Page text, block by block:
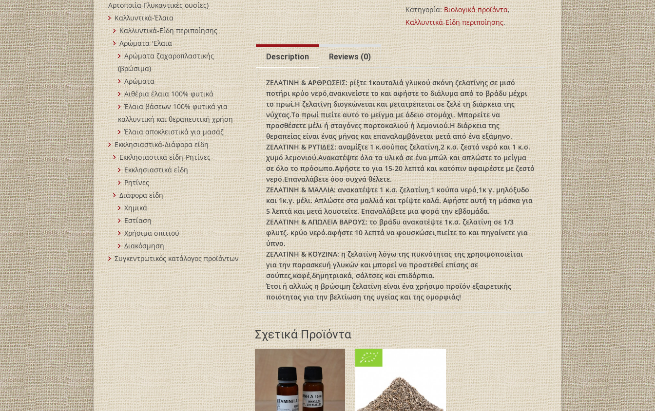
Κατηγορία:Βιολογικά пροϊόντα,
Καλλυντικά-Είδη περιποίησης.
Description Reviews (0)
ΖΕΛΑΤΙΝΗ & ΑΡΘΡΩΣΕΙΣ: ρίξτε 1κουταλιά γλυκού σκόνη ζελατίνης σε μισό
ποτήρι κρύο νερό,ανακινείστε το και αφήστε το διάλυμα από το βράδυ μέχρι
το πρωί.Η ζελατίνη διογκώνεται και μετατρέπεται σε ζελέ τη διάρκεια της
νύχτας.Το πρωί πιείτε αυτό το μείγμα με άδειο στομάχι. Μπορείτε να
προσθέσετε μέλι ή σταγόνες πορτοκαλιού ή λεμονιού.Η διάρκεια της
θεραπείας είναι ένας μήνας και επαναλαμβάνεται μετά από ένα εξάμηνο.
ΖΕΛΑΤΙΝΗ & ΡΥΤΙΔΕΣ: αναμίξτε 1 κ.σούπας ζελατίνη,2 κ.σ. ζεστό νερό και 1 κ.σ.
χυμό λεμονιού.Ανακατέψτε όλα τα υλικά σε ένα μπώλ και απλώστε το μείγμα
σε όλο το πρόσωπο.Αφήστε το για 15-20 λεπτά και κατόπιν αφαιρέστε με ζεστό
νερό.Επαναλάβετε όσο συχνά θέλετε.
ΖΕΛΑΤΙΝΗ & ΜΑΛΛΙΑ: ανακατέψτε 1 κ.σ. ζελατίνη,1 κούπα νερό,1κ γ. μηλόξυδο
και 1κ.γ. μέλι. Απλώστε στα μαλλιά και τρίψτε καλά. Αφήστε αυτή τη μάσκα για
5 λεπτά και μετά λουστείτε. Επαναλάβετε μια φορά την εβδομάδα.
ΖΕΛΑΤΙΝΗ & ΑΠΩΛΕΙΑ ΒΑΡΟΥΣ: το βράδυ ανακατέψτε 1κ.σ. ζελατίνη σε 1/3
φλυτζ. κρύο νερό.αφήστε 10 λεπτά να φουσκώσει,πιείτε το και πηγαίνετε για
ύπνο.
ΖΕΛΑΤΙΝΗ & ΚΟΥΖΙΝΑ: η ζελατίνη λόγω της πυκνότητας της χρησιμοποιείται
για την παρασκευή γλυκών και μπορεί να προστεθεί επίσης σε
σούπες,καφέ,δημητριακά, σάλτσες και επιδόρπια.
Έτσι ή αλλιώς η βρώσιμη ζελατίνη είναι ένα χρήσιμο προϊόν εξαιρετικής
ποιότητας για την βελτίωση της υγείας και της ομορφιάς!
Σχετικά Προϊόντα
Αρτοποιία-Γλυκαντικές ουσίες)
Καλλυντικά-Έλαια
Καλλυντικά-Είδη περιποίησης
Αρώματα-'Ελαια
Αρώματα ζαχαροπλαστικής
(βρώσιμα)
Αρώματα
Αιθέρια έλαια 100% φυτικά
Έλαια βάσεων 100% φυτικά για
καλλυντική και θεραπευτική χρήση
Έλαια αποκλειστικά για μασάζ
Εκκλησιαστικά-Διάφορα είδη
Εκκλησιαστικά είδη-Ρητίνες
Εκκλησιαστικά είδη
Ρητίνες
Διάφορα είδη
Χημικά
Εστίαση
Χρήσιμα σπιτιού
Διακόσμηση
Συγκεντρωτικός κατάλογος προϊόντων